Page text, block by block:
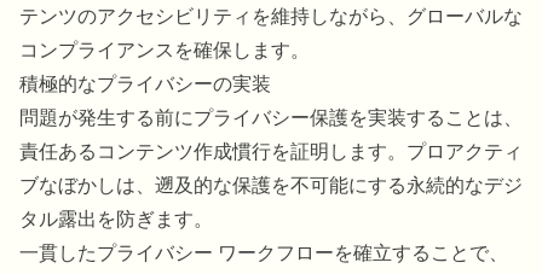
テンツのアクセシビリティを維持しながら、グローバルな
コンプライアンスを確保します。
積極的なプライバシーの実装
問題が発生する前にプライバシー保護を実装することは、
責任あるコンテンツ作成慣行を証明します。プロアクティ
ブなぼかしは、遡及的な保護を不可能にする永続的なデジ
タル露出を防ぎます。
一貫したプライバシー ワークフローを確立することで、